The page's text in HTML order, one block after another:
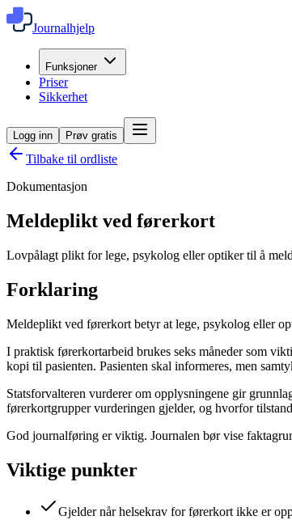
Journalhjelp
Funksjoner
Priser
Sikkerhet
Logg inn Prøv gratis
Tilbake til ordliste
Dokumentasjon
Meldeplikt ved førerkort
Lovpålagt plikt for lege, psykolog eller optiker til å
Forklaring
Meldeplikt ved førerkort betyr at lege, psykolog eller
I praktisk førerkortarbeid brukes seks måneder som
kopi til pasienten. Pasienten skal informeres, men
Statsforvalteren vurderer om opplysningene gir
førerkortgrupper vurderingen gjelder, og hvorfor
God journalføring er viktig. Journalen bør vise
Viktige punkter
Gjelder når helsekrav for førerkort ikke er